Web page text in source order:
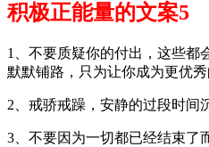
积极正能量的文案5
1、不要质疑你的付出，这些都
默默铺路，只为让你成为更优秀
2、戒骄戒躁，安静的过段时间
3、不要因为一切都已经结束了